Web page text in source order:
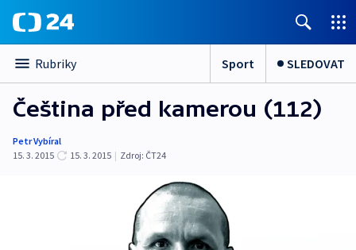
Rubriky Sport SLEDOVAT
Čeština před kamerou (112)
Petr Vybíral
15. 3. 2015
15. 3. 2015 | Zdroj: ČT24